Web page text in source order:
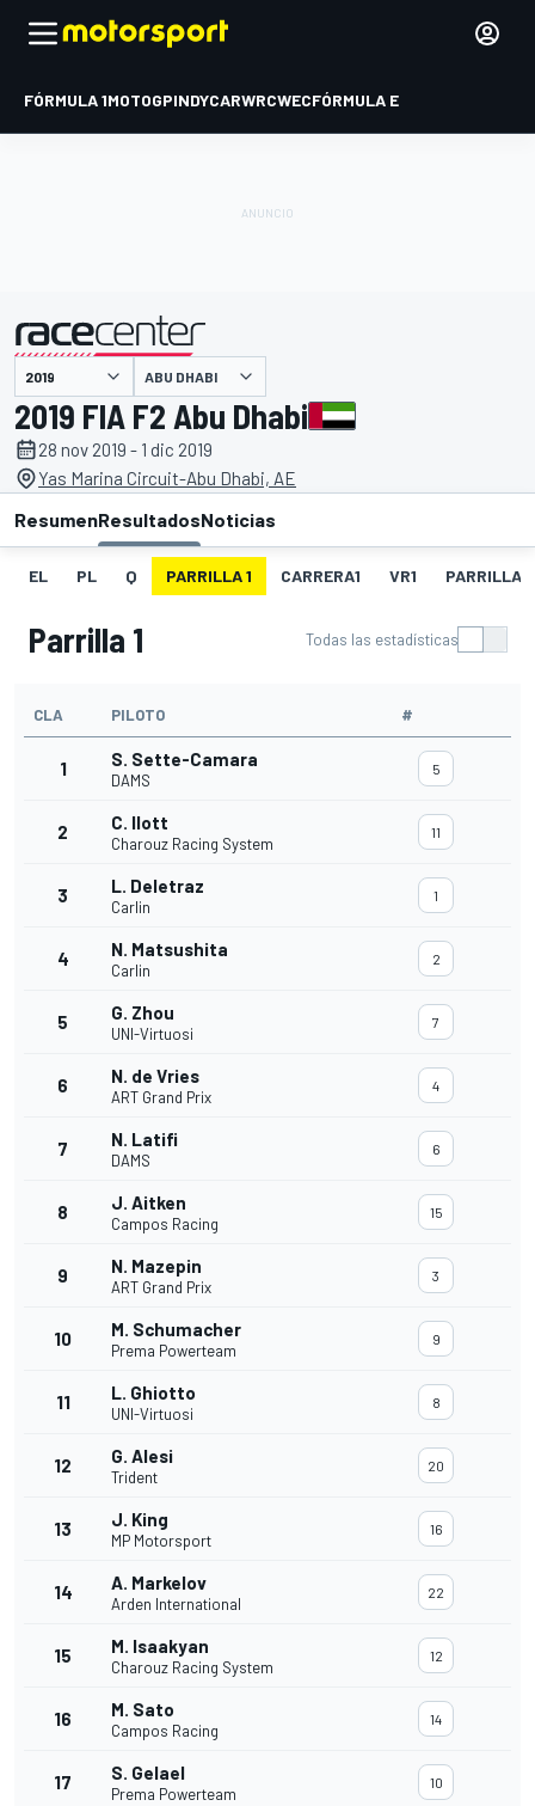
FÓRMULA 1MOTOGPINDYCARWRCWECFÓRMULA E
presentado por ABU DHABI
2019 FIA F2 Abu Dhabi
28 nov 2019 - 1 dic 2019
Yas Marina Circuit-Abu Dhabi, AE
ResumenResultadosNoticias
EL PL Q PARRILLA 1 CARRERA1 VR1 PARRILLA 2
Parrilla 1 Todas las estadísticas
CLA PILOTO #
1 S. Sette-Camara
DAMS
5
2 C. Ilott
Charouz Racing System
11
3 L. Deletraz
Carlin
1
4 N. Matsushita
Carlin
2
5 G. Zhou
UNI-Virtuosi
7
6 N. de Vries
ART Grand Prix
4
7 N. Latifi
DAMS
6
8 J. Aitken
Campos Racing
15
9 N. Mazepin
ART Grand Prix
3
10 M. Schumacher
Prema Powerteam
9
11 L. Ghiotto
UNI-Virtuosi
8
12 G. Alesi
Trident
20
13 J. King
MP Motorsport
16
14 A. Markelov
Arden International
22
15 M. Isaakyan
Charouz Racing System
12
16 M. Sato
Campos Racing
14
17 S. Gelael
Prema Powerteam
10